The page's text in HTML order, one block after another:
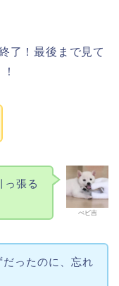
了！最後まで見て
べビ吉
っ張る
ったのに、忘れ